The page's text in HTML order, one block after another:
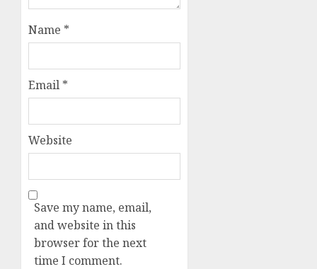
Name *
Email *
Website
Save my name, email,
and website in this
browser for the next
time I comment.